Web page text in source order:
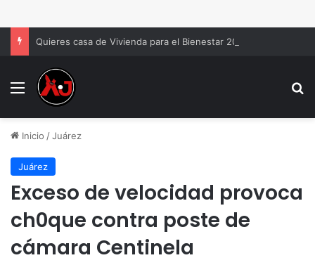
Quieres casa de Vivienda para el Bienestar 2026
Menu
Inicio /Juárez
Juárez
Exceso de velocidad provoca
ch0que contra poste de
cámara Centinela